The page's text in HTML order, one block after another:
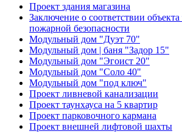
Проект здания магазина
Заключение о соответствии
пожарной безопасности
Модульный дом "Дуэт 70"
Модульный дом | баня "Задор 15"
Модульный дом "Эгоист 20"
Модульный дом "Соло 40"
Модульный дом "под ключ"
Проект ливневой канализации
Проект таунхауса на 5 квартир
Проект парковочного кармана
Проект внешней лифтовой шахты